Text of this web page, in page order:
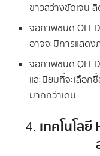
ขาวสว่างชัดเจน
จอภาพชนิด
อาจจะมีการแสด
จอภาพชนิด
และนิยมที่จะเลือก
มากกว่าเดิม
4. เทคโนโล